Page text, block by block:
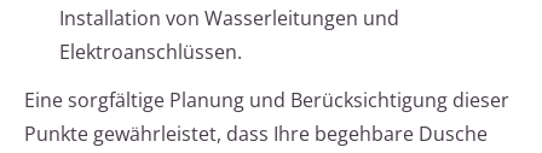
Installation von Wasserleitungen und
Elektroanschlüssen.
Eine sorgfältige Planung und Berücksichtigung dieser
Punkte gewährleistet, dass Ihre begehbare Dusche